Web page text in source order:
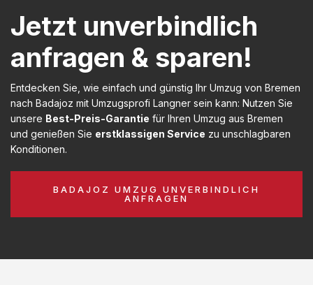
Jetzt unverbindlich
anfragen & sparen!
Entdecken Sie, wie einfach und günstig Ihr Umzug von Bremen
nach Badajoz mit Umzugsprofi Langner sein kann: Nutzen Sie
unsere Best-Preis-Garantie für Ihren Umzug aus Bremen
und genießen Sie erstklassigen Service zu unschlagbaren
Konditionen.
BADAJOZ UMZUG UNVERBINDLICH
ANFRAGEN